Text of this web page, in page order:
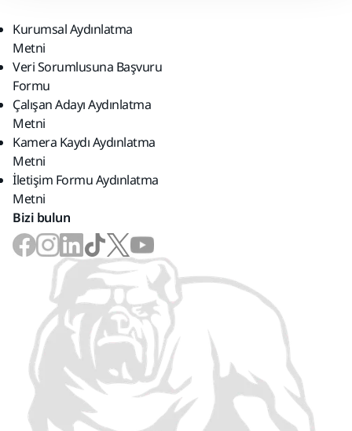
Kurumsal Aydınlatma
Metni
Veri Sorumlusuna Başvuru
Formu
Çalışan Adayı Aydınlatma
Metni
Kamera Kaydı Aydınlatma
Metni
İletişim Formu Aydınlatma
Metni
Bizi bulun